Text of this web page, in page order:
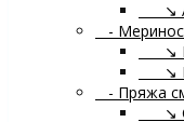
↘
-
↘
↘
- Пряжа
↘